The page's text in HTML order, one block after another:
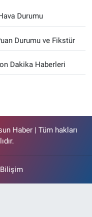
Durumu
Durumu ve Fikstür
Dakika Haberleri
Haber | Tüm hakları